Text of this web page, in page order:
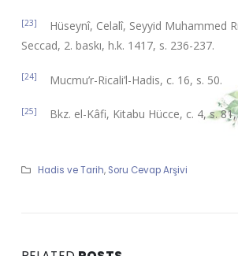
[23]
Hüseynî, Celalî, Seyyid Muhammed
Seccad, 2. baskı, h.k. 1417, s. 236-237.
[24] Mucmu’r-Ricali’l-Hadis, c. 16, s. 50.
[25] Bkz. el-Kâfi, Kitabu Hücce, c. 4, s.
Hadis ve Tarih, Soru Cevap Arşivi